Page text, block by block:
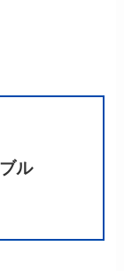
ル